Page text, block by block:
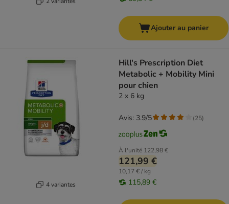
Ajouter au panier
4 variantes
Hill's Prescription Diet
Metabolic + Mobility Mini
pour chien
2 x 6 kg
À l'unité 122,98 €
121,99 €
10,17 € / kg
115,89 €
Avis: 3.9/5 (25)